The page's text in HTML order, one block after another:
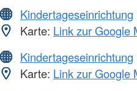
Kindertageseinrichtung
Karte: Link zur Google
Kindertageseinrichtung
Karte: Link zur Google